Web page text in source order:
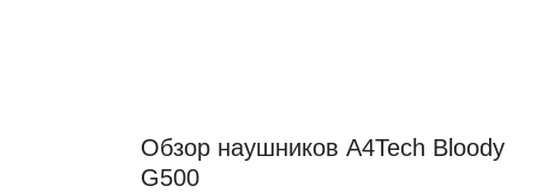
Обзор наушников A4Tech Bloody
G500